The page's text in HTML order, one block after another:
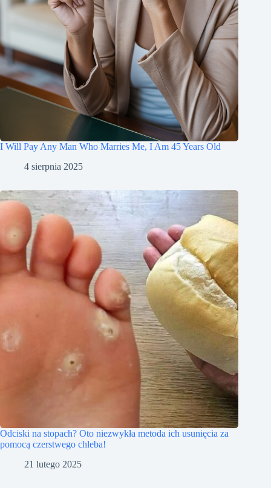
I Will Pay Any Man Who Marries Me, I Am 45 Years Old
4 sierpnia 2025
Odciski na stopach? Oto niezwykła metoda ich usunięcia za
pomocą czerstwego chleba!
21 lutego 2025